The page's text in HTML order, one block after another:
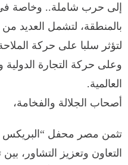
إلى حرب شاملة.. وخاصة
بالمنطقة، لتشمل العديد
لتؤثر سلبا على حركة
وعلى حركة التجارة الدولية
العالمية.
أصحاب الجلالة والفخامة،
تثمن مصر محفل “البريكس
التعاون وتعزيز التشاور،